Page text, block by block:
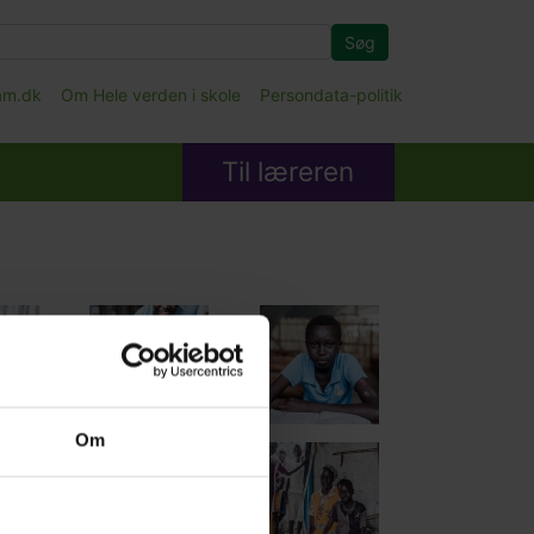
Om
Om Hele verden i skole Persondata-politik
Søg
Til læreren